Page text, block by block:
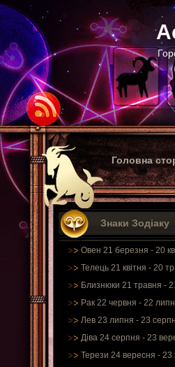
Головна
Знаки Зодіаку
Овен 21 березня - 20
Телець 21 квітня - 20
Близнюки 21 травня -
Рак 22 червня - 22
Лев 23 липня - 23
Діва 24 серпня - 23
Терези 24 вересня - 23